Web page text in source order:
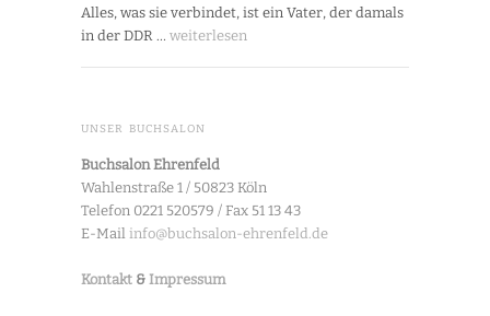
Alles, was sie verbindet, ist ein Vater, der damals
in der DDR … weiterlesen
UNSER BUCHSALON
Buchsalon Ehrenfeld
Wahlenstraße 1 / 50823 Köln
Telefon 0221 520579 / Fax 51 13 43
E-Mail info@buchsalon-ehrenfeld.de
Kontakt & Impressum